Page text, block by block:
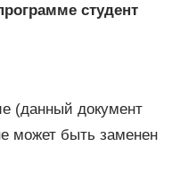
студент
(данный документ
может быть заменен